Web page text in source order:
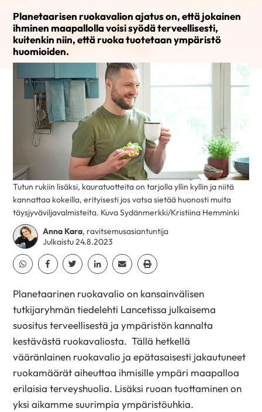
Planetaarisen ruokavalion ajatus on, että jokainen
ihminen maapallolla voisi syödä terveellisesti,
kuitenkin niin, että ruoka tuotetaan ympäristö
huomioiden.
Anna Kara, ravitsemusasiantuntija
Julkaistu 24.8.2023
Jaa Whatsapp
Jaa Facebook
Jaa TwitterJaa Linkedin
Jaa EmailJaa Print
Tutun rukiin lisäksi, kauratuotteita on tarjolla yllin kyllin ja niitä
kannattaa kokeilla, erityisesti jos vatsa sietää huonosti muita
täysjyväviljavalmisteita. Kuva Sydänmerkki/Kristiina Hemminki
Planetaarinen ruokavalio on kansainvälisen
tutkijaryhmän tiedelehti Lancetissa julkaisema
suositus terveellisestä ja ympäristön kannalta
kestävästä ruokavaliosta. Tällä hetkellä
vääränlainen ruokavalio ja epätasaisesti jakautuneet
ruokamäärät aiheuttaa ihmisille ympäri maapalloa
erilaisia terveyshuolia. Lisäksi ruoan tuottaminen on
yksi aikamme suurimpia ympäristöuhkia.